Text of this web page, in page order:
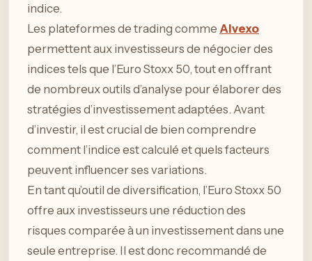
indice.
Les plateformes de trading comme Alvexo
permettent aux investisseurs de négocier des
indices tels que l’Euro Stoxx 50, tout en offrant
de nombreux outils d’analyse pour élaborer des
stratégies d’investissement adaptées. Avant
d’investir, il est crucial de bien comprendre
comment l’indice est calculé et quels facteurs
peuvent influencer ses variations.
En tant qu’outil de diversification, l’Euro Stoxx 50
offre aux investisseurs une réduction des
risques comparée à un investissement dans une
seule entreprise. Il est donc recommandé de